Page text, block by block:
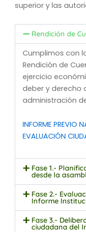
superior y las
Rendición de
Cumplimos con
Rendición de
ejercicio
deber y derecho
administración
INFORME PREVIO
EVALUACIÓN
Fase 1.-
desde la
Fase 2.-
Informe
Fase 3.-
ciudadana del